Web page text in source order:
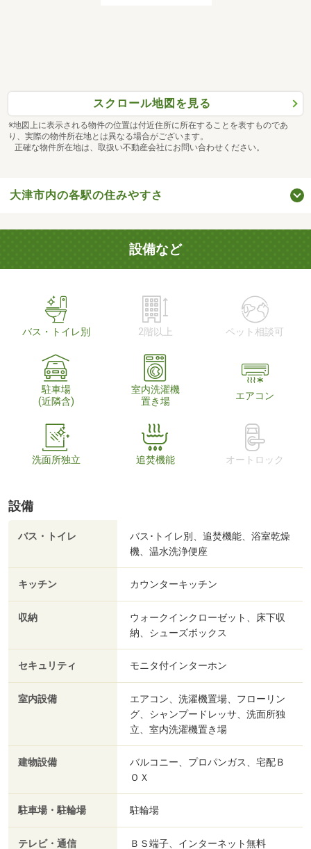
スクロール地図を見る
※地図上に表示される物件の位置は付近住所に所在することを表すものであ
り、実際の物件所在地とは異なる場合がございます。
正確な物件所在地は、取扱い不動産会社にお問い合わせください。
大津市内の各駅の住みやすさ
設備など
バス・トイレ別 2階以上 ペット相談可
駐車場
(近隣含)
室内洗濯機
置き場
エアコン
洗面所独立 追焚機能 オートロック
設備
バス・トイレ
バス･トイレ別、追焚機能、浴室乾燥
機、温水洗浄便座
キッチン カウンターキッチン
収納
ウォークインクローゼット、床下収
納、シューズボックス
セキュリティ モニタ付インターホン
室内設備
エアコン、洗濯機置場、フローリン
グ、シャンプードレッサ、洗面所独
立、室内洗濯機置き場
建物設備
バルコニー、プロパンガス、宅配Ｂ
ＯＸ
駐車場・駐輪場 駐輪場
テレビ・通信 ＢＳ端子、インターネット無料